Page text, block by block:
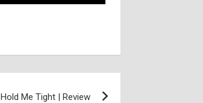
Hold Me Tight | Review